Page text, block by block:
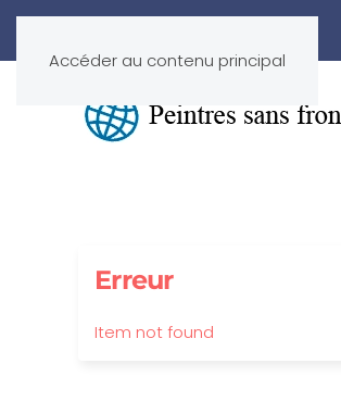
Accéder au contenu principal
Erreur
Item not found